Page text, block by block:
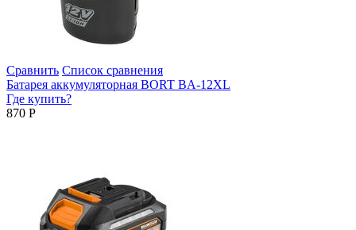
Сравнить Список сравнения
Батарея аккумуляторная BORT BA-12XL
Где купить?
870 Р